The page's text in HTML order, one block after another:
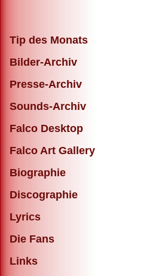
Tip des Monats
Bilder-Archiv
Presse-Archiv
Sounds-Archiv
Falco Desktop
Falco Art Gallery
Biographie
Discographie
Lyrics
Die Fans
Links